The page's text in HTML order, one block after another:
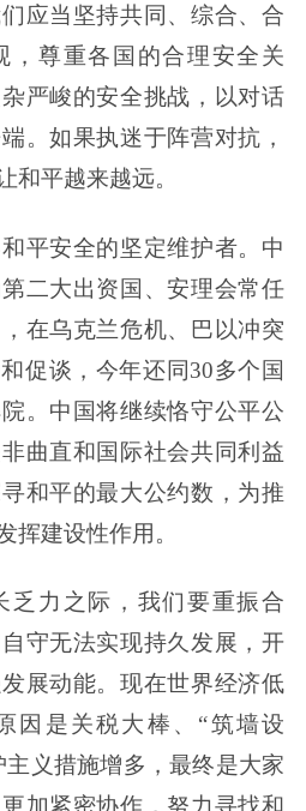
应当坚持共同、综合、合
，尊重各国的合理安全关
严峻的安全挑战，以对话
。如果执迷于阵营对抗，
和平越来越远。
安全的坚定维护者。中
二大出资国、安理会常任
在乌克兰危机、巴以冲突
促谈，今年还同30多个国
。中国将继续恪守公平公
曲直和国际社会共同利益
和平的最大公约数，为推
挥建设性作用。
力之际，我们要重振合
守无法实现持久发展，开
展动能。现在世界经济低
因是关税大棒、“筑墙设
义措施增多，最终是大家